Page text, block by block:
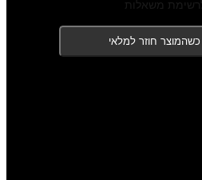
משאלות
כשהמוצר חוזר למלאי